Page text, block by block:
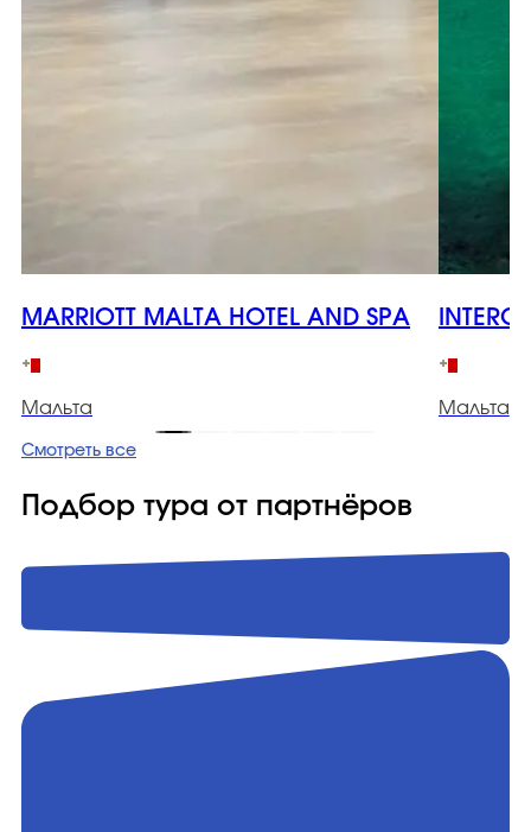
MARRIOTT MALTA HOTEL AND SPA
Мальта Мальта
Смотреть все
Подбор тура от партнёров